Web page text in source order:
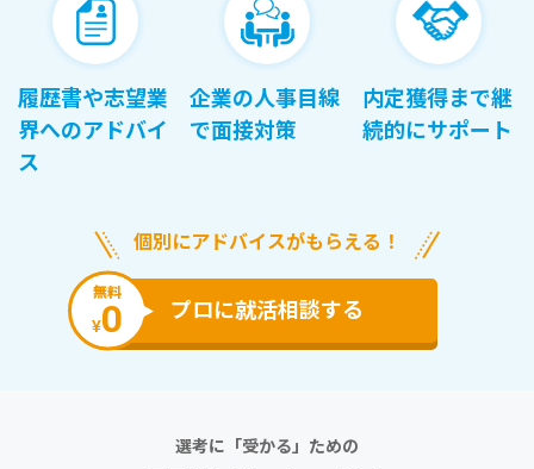
履歴書や志望業
界へのアドバイ
ス
企業の人事目線
で面接対策
内定獲得まで継
続的にサポート
個別にアドバイスがもらえる！
無料
¥0 プロに就活相談する
選考に「受かる」ための